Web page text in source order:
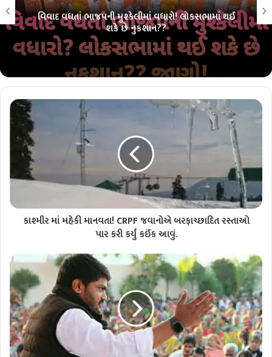
વિવાદ વધતાં ભાજપની મુશ્કેલીમાં વધારો! લોકસભામાં થઈ
શકે છે નુકશાન??
કાશ્મીર માં મહેકી માનવતા! CRPF જવાનોએ બરફાચ્છાદિત રસ્તાઓ
પાર કરી કર્યું કઈંક આવું.